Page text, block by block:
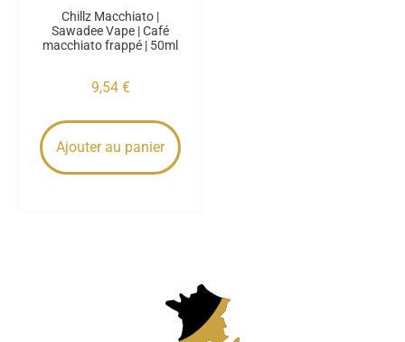
Chillz Macchiato |
Sawadee Vape | Café
macchiato frappé | 50ml
9,54 €
Ajouter au panier